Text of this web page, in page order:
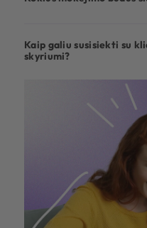
Kaip galiu susisiekti su
skyriumi?